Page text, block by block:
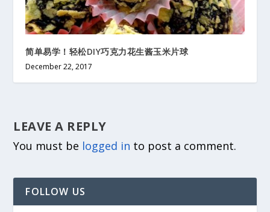
简单易学！轻松DIY巧克力花生酱玉米片球
December 22, 2017
LEAVE A REPLY
You must be logged in to post a comment.
FOLLOW US